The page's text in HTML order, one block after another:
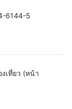
6144-5
เที่ยว (หน้า